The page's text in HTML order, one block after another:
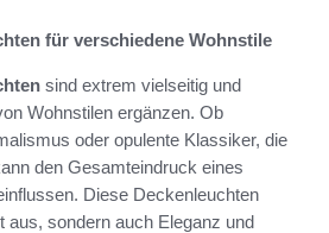
für verschiedene Wohnstile
sind extrem vielseitig und
Wohnstilen ergänzen. Ob
oder opulente Klassiker, die
den Gesamteindruck eines
Diese Deckenleuchten
aus, sondern auch Eleganz und